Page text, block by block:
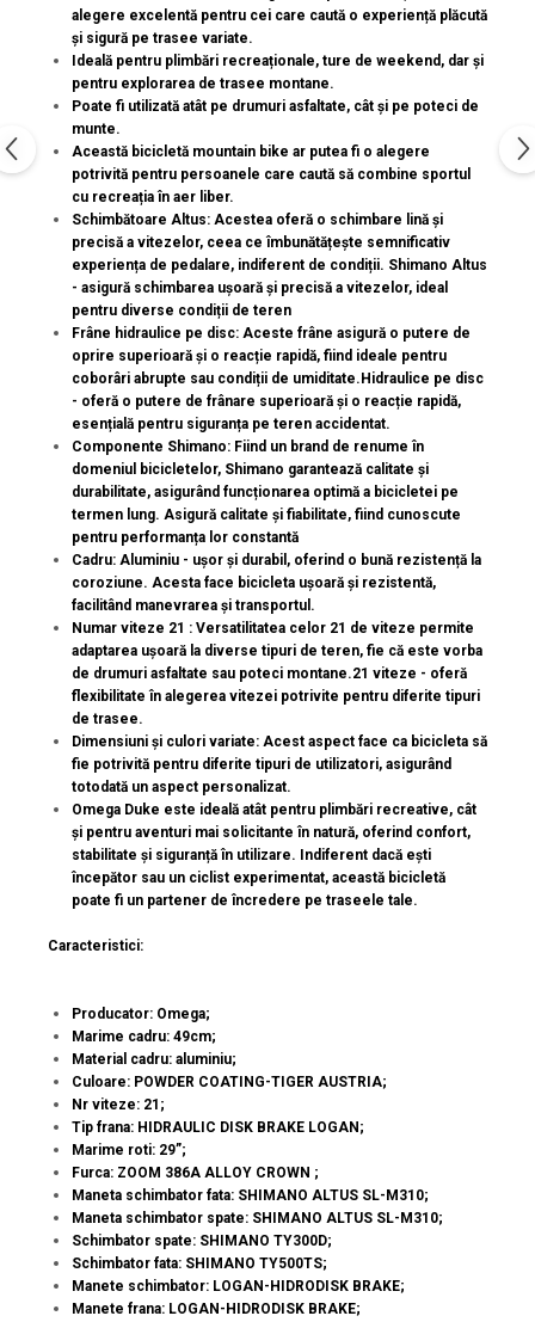
alegere excelentă pentru cei care caută o experiență plăcută
și sigură pe trasee variate.
Ideală pentru plimbări recreaționale, ture de weekend, dar și
pentru explorarea de trasee montane.
Poate fi utilizată atât pe drumuri asfaltate, cât și pe poteci de
munte.
Această bicicletă mountain bike ar putea fi o alegere
potrivită pentru persoanele care caută să combine sportul
cu recreația în aer liber.
Schimbătoare Altus: Acestea oferă o schimbare lină și
precisă a vitezelor, ceea ce îmbunătățește semnificativ
experiența de pedalare, indiferent de condiții. Shimano Altus
- asigură schimbarea ușoară și precisă a vitezelor, ideal
pentru diverse condiții de teren
Frâne hidraulice pe disc: Aceste frâne asigură o putere de
oprire superioară și o reacție rapidă, fiind ideale pentru
coborâri abrupte sau condiții de umiditate.Hidraulice pe disc
- oferă o putere de frânare superioară și o reacție rapidă,
esențială pentru siguranța pe teren accidentat.
Componente Shimano: Fiind un brand de renume în
domeniul bicicletelor, Shimano garantează calitate și
durabilitate, asigurând funcționarea optimă a bicicletei pe
termen lung. Asigură calitate și fiabilitate, fiind cunoscute
pentru performanța lor constantă
Cadru: Aluminiu - ușor și durabil, oferind o bună rezistență la
coroziune. Acesta face bicicleta ușoară și rezistentă,
facilitând manevrarea și transportul.
Numar viteze 21 : Versatilitatea celor 21 de viteze permite
adaptarea ușoară la diverse tipuri de teren, fie că este vorba
de drumuri asfaltate sau poteci montane.21 viteze - oferă
flexibilitate în alegerea vitezei potrivite pentru diferite tipuri
de trasee.
Dimensiuni și culori variate: Acest aspect face ca bicicleta să
fie potrivită pentru diferite tipuri de utilizatori, asigurând
totodată un aspect personalizat.
Omega Duke este ideală atât pentru plimbări recreative, cât
și pentru aventuri mai solicitante în natură, oferind confort,
stabilitate și siguranță în utilizare. Indiferent dacă ești
începător sau un ciclist experimentat, această bicicletă
poate fi un partener de încredere pe traseele tale.
Caracteristici:
Producator: Omega;
Marime cadru: 49cm;
Material cadru: aluminiu;
Culoare: POWDER COATING-TIGER AUSTRIA;
Nr viteze: 21;
Tip frana: HIDRAULIC DISK BRAKE LOGAN;
Marime roti: 29”;
Furca: ZOOM 386A ALLOY CROWN ;
Maneta schimbator fata: SHIMANO ALTUS SL-M310;
Maneta schimbator spate: SHIMANO ALTUS SL-M310;
Schimbator spate: SHIMANO TY300D;
Schimbator fata: SHIMANO TY500TS;
Manete schimbator: LOGAN-HIDRODISK BRAKE;
Manete frana: LOGAN-HIDRODISK BRAKE;